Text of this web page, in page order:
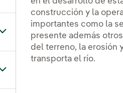
Alternar el submenú para Plan
Alternar el submenú para
construcción y la
importantes como la
presente además
del terreno, la erosión
transporta el río.